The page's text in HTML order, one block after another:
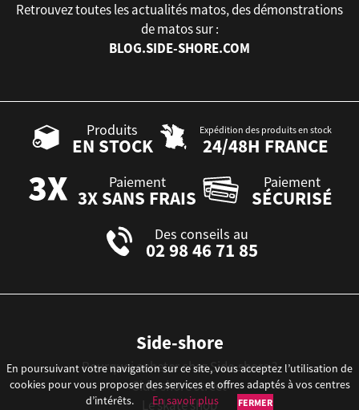
Retrouvez toutes les actualités matos, des démonstrations
de matos sur :
BLOG.SIDE-SHORE.COM
Produits
EN STOCK
Expédition des produits en stock
24/48H FRANCE
Paiement
3X SANS FRAIS
Paiement
SÉCURISÉ
Des conseils au
02 98 46 71 85
Side-shore
Pourquoi acheter chez Side-shore ?
Side-shore street
Le skate shop
En poursuivant votre navigation sur ce site, vous acceptez l’utilisation de
cookies pour vous proposer des services et offres adaptés à vos centres
d’intérêts.
En savoir plus FERMER